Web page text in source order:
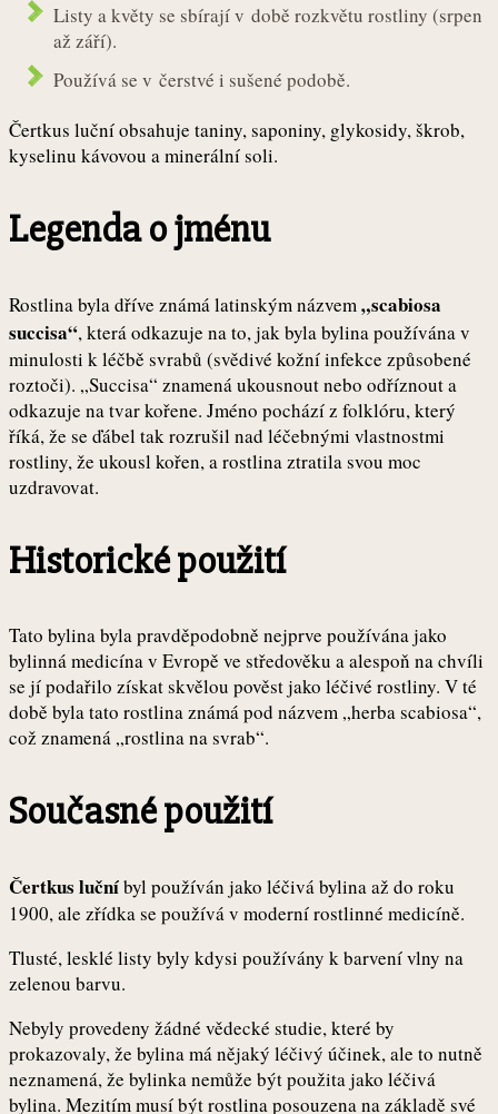
Listy a květy se sbírají v době rozkvětu rostliny (srpen
až září).
Používá se v čerstvé i sušené podobě.
Čertkus luční obsahuje taniny, saponiny, glykosidy, škrob,
kyselinu kávovou a minerální soli.
Legenda o jménu
Rostlina byla dříve známá latinským názvem„scabiosa
succisa“, která odkazuje na to, jak byla bylina používána v
minulosti k léčbě svrabů (svědivé kožní infekce způsobené
roztoči). „Succisa“ znamená ukousnout nebo odříznout a
odkazuje na tvar kořene. Jméno pochází z folklóru, který
říká, že se ďábel tak rozrušil nad léčebnými vlastnostmi
rostliny, že ukousl kořen, a rostlina ztratila svou moc
uzdravovat.
Historické použití
Tato bylina byla pravděpodobně nejprve používána jako
bylinná medicína v Evropě ve středověku a alespoň na chvíli
se jí podařilo získat skvělou pověst jako léčivé rostliny. V té
době byla tato rostlina známá pod názvem „herba scabiosa“,
což znamená „rostlina na svrab“.
Současné použití
Čertkus lučníbyl používán jako léčivá bylina až do roku
1900, ale zřídka se používá v moderní rostlinné medicíně.
Tlusté, lesklé listy byly kdysi používány k barvení vlny na
zelenou barvu.
Nebyly provedeny žádné vědecké studie, které by
prokazovaly, že bylina má nějaký léčivý účinek, ale to nutně
neznamená, že bylinka nemůže být použita jako léčivá
bylina. Mezitím musí být rostlina posouzena na základě své